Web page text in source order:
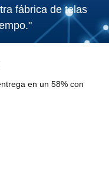
fábrica de telas
en un 58% con